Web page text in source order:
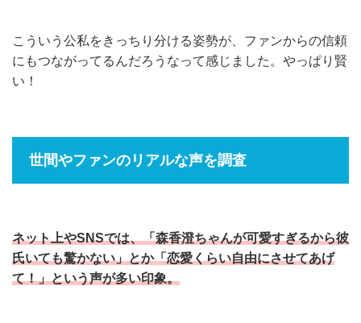
こういう公私をきっちり分ける姿勢が、ファンからの信頼
にもつながってるんだろうなって感じました。やっぱり賢
い！
世間やファンのリアルな声を調査
ネット上やSNSでは、「森香澄ちゃんが可愛すぎるから彼
氏いても驚かない」とか「恋愛くらい自由にさせてあげ
て！」という声が多い印象。